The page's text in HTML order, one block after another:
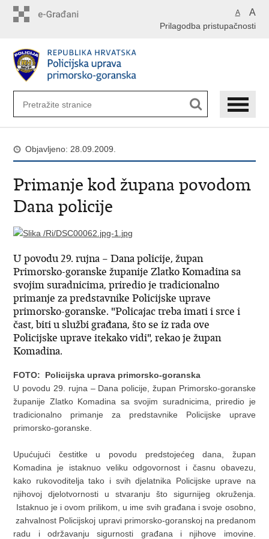
A A
Prilagodba pristupačnosti
Objavljeno: 28.09.2009.
Primanje kod župana povodom
Dana policije
U povodu 29. rujna – Dana policije, župan
Primorsko-goranske županije Zlatko Komadina sa
svojim suradnicima, priredio je tradicionalno
primanje za predstavnike Policijske uprave
primorsko-goranske. "Policajac treba imati i srce i
čast, biti u službi građana, što se iz rada ove
Policijske uprave itekako vidi", rekao je župan
Komadina.
FOTO: Policijska uprava primorsko-goranska
U povodu 29. rujna – Dana policije, župan Primorsko-goranske
županije Zlatko Komadina sa svojim suradnicima, priredio je
tradicionalno primanje za predstavnike Policijske uprave
primorsko-goranske.
Upućujući čestitke u povodu predstojećeg dana, župan
Komadina je istaknuo veliku odgovornost i časnu obavezu,
kako rukovoditelja tako i svih djelatnika Policijske uprave na
njihovoj djelotvornosti u stvaranju što sigurnijeg okruženja.
Istaknuo je i ovom prilikom, u ime svih građana i svoje osobno,
zahvalnost Policijskoj upravi primorsko-goranskoj na predanom
radu i održavanju sigurnosti građana i njihove imovine.